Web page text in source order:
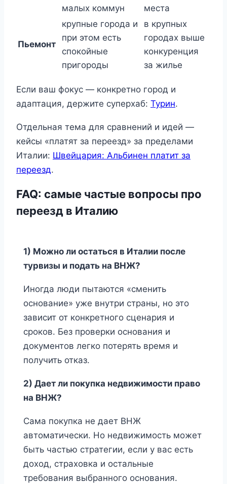
малых коммун
места
Пьемонт
крупные города и
при этом есть
спокойные
пригороды
в крупных
городах выше
конкуренция
за жилье
Если ваш фокус — конкретно город и
адаптация, держите суперхаб: Турин.
Отдельная тема для сравнений и идей —
кейсы «платят за переезд» за пределами
Италии: Швейцария: Альбинен платит за
переезд.
FAQ: самые частые вопросы про
переезд в Италию
1) Можно ли остаться в Италии после
турвизы и подать на ВНЖ?
Иногда люди пытаются «сменить
основание» уже внутри страны, но это
зависит от конкретного сценария и
сроков. Без проверки основания и
документов легко потерять время и
получить отказ.
2) Дает ли покупка недвижимости право
на ВНЖ?
Сама покупка не дает ВНЖ
автоматически. Но недвижимость может
быть частью стратегии, если у вас есть
доход, страховка и остальные
требования выбранного основания.